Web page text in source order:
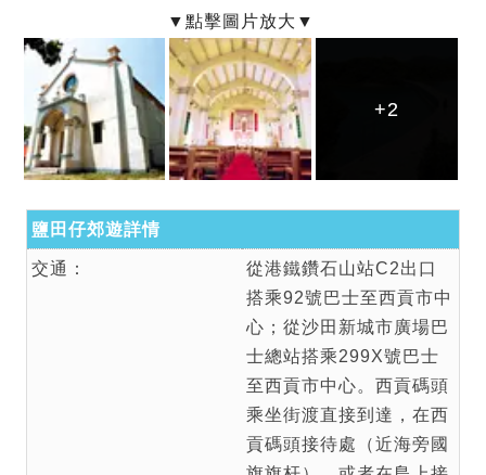
+2
+2
+2
鹽田仔郊遊詳情
交通：
從港鐵鑽石山站C2出口
搭乘92號巴士至西貢市中
心；從沙田新城市廣場巴
士總站搭乘299X號巴士
至西貢市中心。西貢碼頭
乘坐街渡直接到達，在西
貢碼頭接待處（近海旁國